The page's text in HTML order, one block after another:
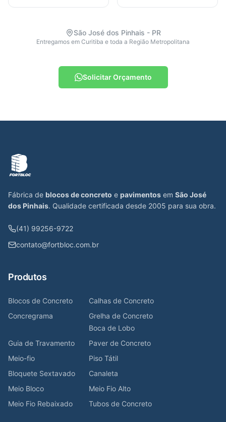
São José dos Pinhais - PR
Entregamos em Curitiba e toda a Região Metropolitana
Solicitar Orçamento
Fábrica de blocos de concreto e pavimentos em São José
dos Pinhais. Qualidade certificada desde 2005 para sua obra.
(41) 99256-9722
contato@fortbloc.com.br
Produtos
Blocos de Concreto
Calhas de Concreto
Concregrama
Grelha de Concreto
Boca de Lobo
Guia de Travamento
Paver de Concreto
Meio-fio
Piso Tátil
Bloquete Sextavado
Canaleta
Meio Bloco
Meio Fio Alto
Meio Fio Rebaixado
Tubos de Concreto